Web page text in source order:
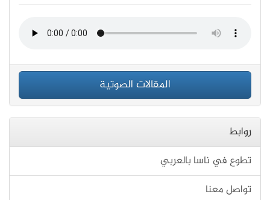
المقالات الصوتية
روابط
تطوع في ناسا بالعربي
تواصل معنا